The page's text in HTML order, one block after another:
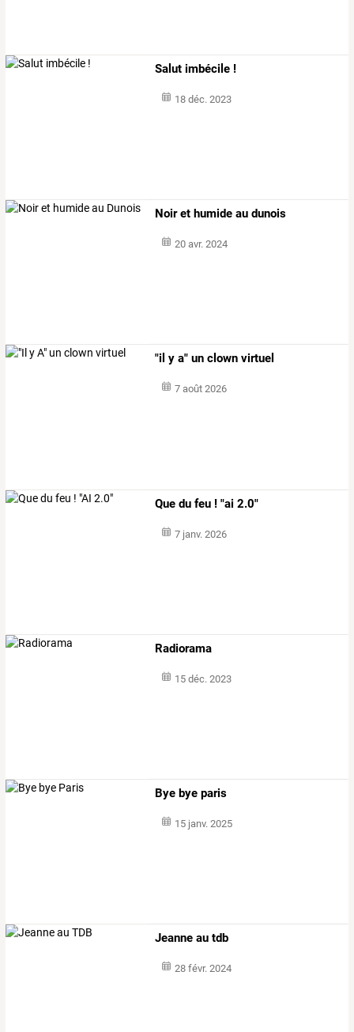
Salut imbécile !
18 déc. 2023
Noir et humide au dunois
20 avr. 2024
"il y a" un clown virtuel
7 août 2026
Que du feu ! "ai 2.0"
7 janv. 2026
Radiorama
15 déc. 2023
Bye bye paris
15 janv. 2025
Jeanne au tdb
28 févr. 2024